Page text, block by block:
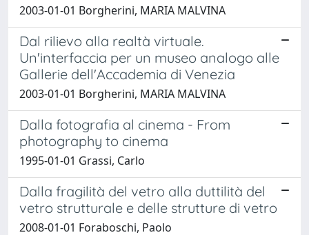
2003-01-01 Borgherini, MARIA MALVINA
Dal rilievo alla realtà virtuale.
Un'interfaccia per un museo analogo alle
Gallerie dell'Accademia di Venezia
2003-01-01 Borgherini, MARIA MALVINA
Dalla fotografia al cinema - From
photography to cinema
1995-01-01 Grassi, Carlo
Dalla fragilità del vetro alla duttilità del
vetro strutturale e delle strutture di vetro
2008-01-01 Foraboschi, Paolo